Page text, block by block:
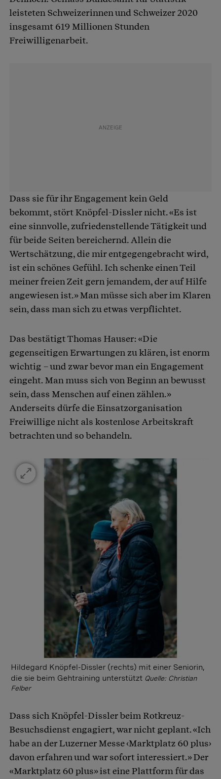
leisteten Schweizerinnen und Schweizer 2020
insgesamt 619 Millionen Stunden
Freiwilligenarbeit.
Dass sie für ihr Engagement kein Geld
bekommt, stört Knöpfel-Dissler nicht. «Es ist
eine sinnvolle, zufriedenstellende Tätigkeit und
für beide Seiten bereichernd. Allein die
Wertschätzung, die mir entgegengebracht wird,
ist ein schönes Gefühl. Ich schenke einen Teil
meiner freien Zeit gern jemandem, der auf Hilfe
angewiesen ist.» Man müsse sich aber im Klaren
sein, dass man sich zu etwas verpflichtet.
Das bestätigt Thomas Hauser: «Die
gegenseitigen Erwartungen zu klären, ist enorm
wichtig – und zwar bevor man ein Engagement
eingeht. Man muss sich von Beginn an bewusst
sein, dass Menschen auf einen zählen.»
Anderseits dürfe die Einsatzorganisation
Freiwillige nicht als kostenlose Arbeitskraft
betrachten und so behandeln.
Hildegard Knöpfel-Dissler (rechts) mit einer Seniorin,
die sie beim Gehtraining unterstützt Quelle: Christian
Felber
Dass sich Knöpfel-Dissler beim Rotkreuz-
Besuchsdienst engagiert, war nicht geplant. «Ich
habe an der Luzerner Messe ‹Marktplatz 60 plus›
davon erfahren und war sofort interessiert.» Der
«Marktplatz 60 plus» ist eine Plattform für das